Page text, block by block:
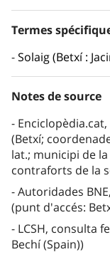
Termes
Solaig (Betxí :
Notes de source
(Betxí;
lat.; municipi de
contraforts de la
Autoridades
(punt d'accés:
LCSH, consulta
Bechí (Spain))